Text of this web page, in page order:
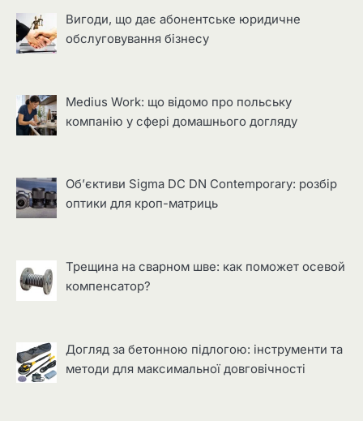
Вигоди, що дає абонентське юридичне
обслуговування бізнесу
Medius Work: що відомо про польську
компанію у сфері домашнього догляду
Об’єктиви Sigma DC DN Contemporary: розбір
оптики для кроп-матриць
Трещина на сварном шве: как поможет осевой
компенсатор?
Догляд за бетонною підлогою: інструменти та
методи для максимальної довговічності